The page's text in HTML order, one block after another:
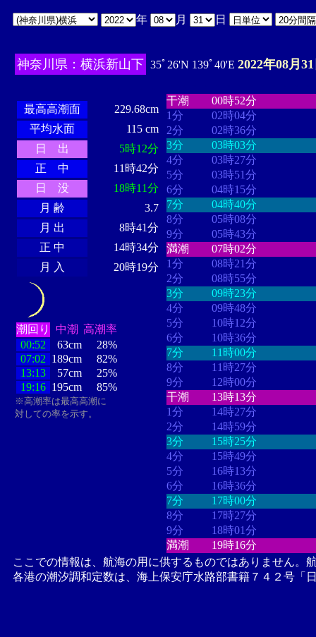
年 月 日
神奈川県：横浜新山下 35ﾟ26'N 139ﾟ40'E 2022年08月
最高高潮面
229.68cm
平均水面
115 cm
日 出
5時12分
正 中
11時42分
日 没
18時11分
月 齢
3.7
月 出
8時41分
正 中
14時34分
月 入
20時19分
潮回り 中潮 高潮率
00:52
63cm
28%
07:02 189cm
82%
13:13
57cm
25%
19:16 195cm 85%
※高潮率は最高高潮に
対しての率を示す。
干潮
00時52分
1分
02時04分
2分
02時36分
3分
03時03分
4分
03時27分
5分
03時51分
6分
04時15分
7分
04時40分
8分
05時08分
9分
05時43分
満潮
07時02分
1分
08時21分
2分
08時55分
3分
09時23分
4分
09時48分
5分
10時12分
6分
10時36分
7分
11時00分
8分
11時27分
9分
12時00分
干潮
13時13分
1分
14時27分
2分
14時59分
3分
15時25分
4分
15時49分
5分
16時13分
6分
16時36分
7分
17時00分
8分
17時27分
9分
18時01分
満潮
19時16分
ここでの情報は、航海の用に供するものではありません。
各港の潮汐調和定数は、海上保安庁水路部書籍７４２号「